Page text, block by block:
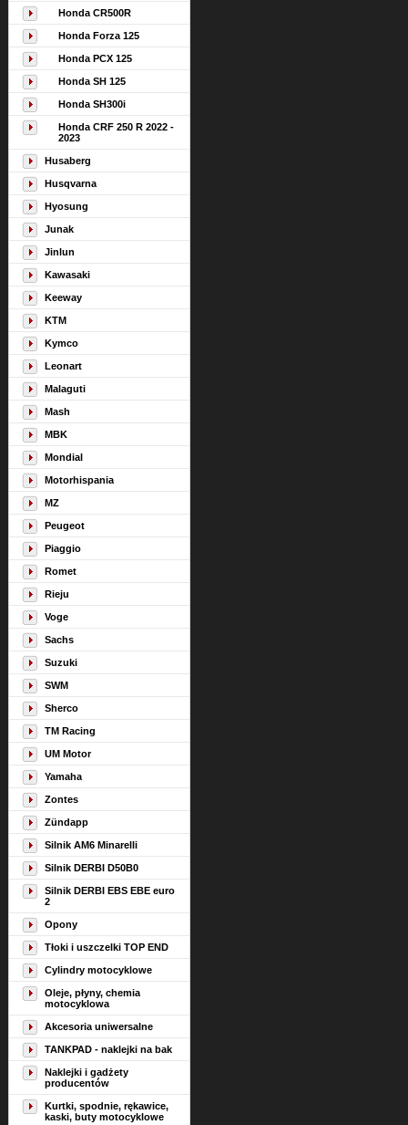
Honda CR500R
Honda Forza 125
Honda PCX 125
Honda SH 125
Honda SH300i
Honda CRF 250 R 2022 -
2023
Husaberg
Husqvarna
Hyosung
Junak
Jinlun
Kawasaki
Keeway
KTM
Kymco
Leonart
Malaguti
Mash
MBK
Mondial
Motorhispania
MZ
Peugeot
Piaggio
Romet
Rieju
Voge
Sachs
Suzuki
SWM
Sherco
TM Racing
UM Motor
Yamaha
Zontes
Zündapp
Silnik AM6 Minarelli
Silnik DERBI D50B0
Silnik DERBI EBS EBE euro
2
Opony
Tłoki i uszczelki TOP END
Cylindry motocyklowe
Oleje, płyny, chemia
motocyklowa
Akcesoria uniwersalne
TANKPAD - naklejki na bak
Naklejki i gadżety
producentów
Kurtki, spodnie, rękawice,
kaski, buty motocyklowe